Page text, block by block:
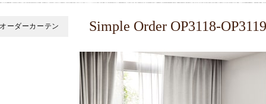
オーダーカーテン Simple Order OP3118-